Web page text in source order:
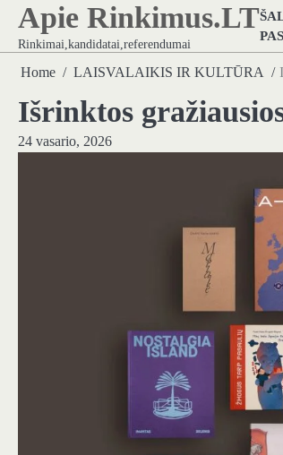
Skip
content
Apie Rinkimus.LT
Rinkimai,kandidatai,referendumai
Home LAISVALAIKIS IR KULTŪRA
Išrinktos
24 vasario, 2026